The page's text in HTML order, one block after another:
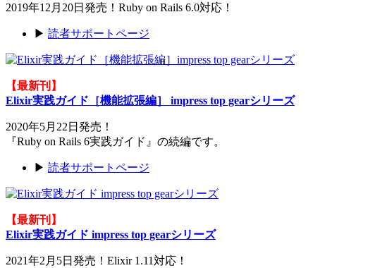
2019年12月20日発売！Ruby on Rails 6.0対応！
▶ 読者サポートページ
【最新刊】
Elixir実践ガイド［機能拡張編］ impress top gearシリーズ
2020年5月22日発売！
『Ruby on Rails 6実践ガイド』の続編です。
▶ 読者サポートページ
【最新刊】
Elixir実践ガイド impress top gearシリーズ
2021年2月5日発売！Elixir 1.11対応！